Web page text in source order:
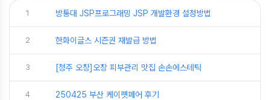
1 방통대 JSP프로그래밍 JSP 개발환경 설정방법
2 한화이글스 시즌권 재발급 방법
3 [청주 오창]오창 피부관리 맛집 손손에스테틱
4 250425 부산 케이펫페어 후기